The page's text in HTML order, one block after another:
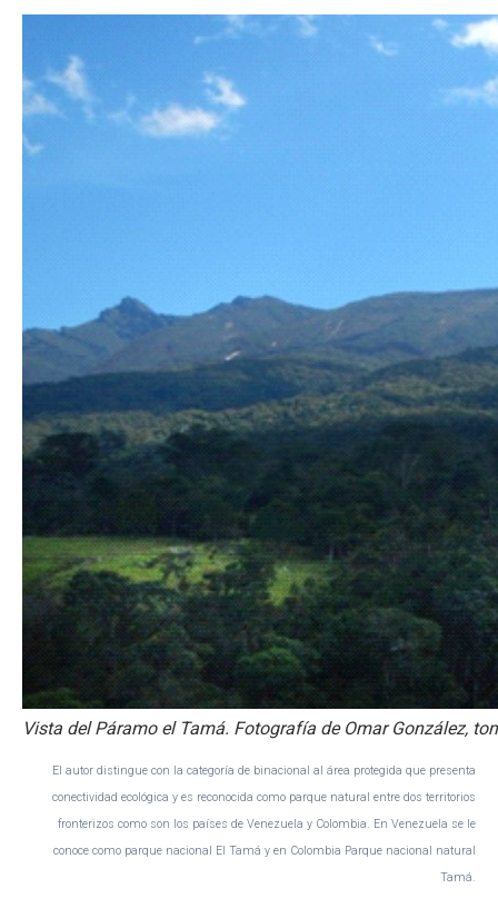
Vista del Páramo el Tamá. Fotografía de Omar González,
El autor distingue con la categoría de binacional al área protegida que presenta
conectividad ecológica y es reconocida como parque natural entre dos territorios
fronterizos como son los países de Venezuela y Colombia. En Venezuela se le
conoce como parque nacional El Tamá y en Colombia Parque nacional natural
Tamá.